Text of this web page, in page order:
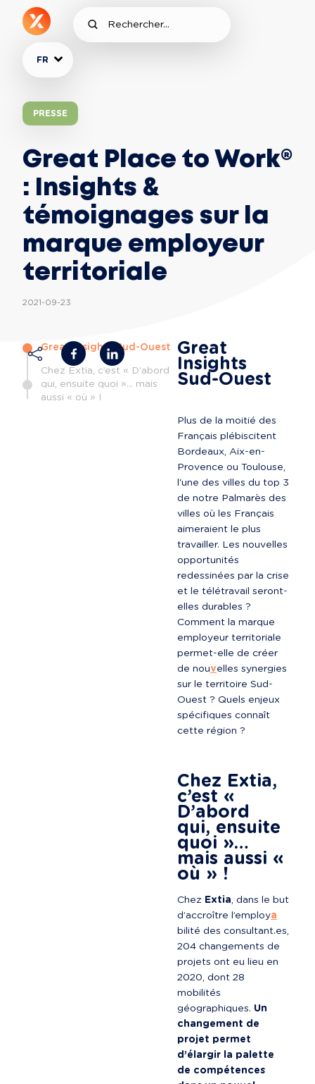
FR
PRESSE
Great Place to Work®
: Insights &
témoignages sur la
marque employeur
territoriale
2021-09-23
Great Insights Sud-Ouest
Chez Extia, c’est « D’abord
qui, ensuite quoi »… mais
aussi « où » !
Great
Insights
Sud-Ouest
Plus de la moitié des
Français plébiscitent
Bordeaux, Aix-en-
Provence ou Toulouse,
l'une des villes du top 3
de notre Palmarès des
villes où les Français
aimeraient le plus
travailler. Les nouvelles
opportunités
redessinées par la crise
et le télétravail seront-
elles durables ?
Comment la marque
employeur territoriale
permet-elle de créer
de nouvelles synergies
sur le territoire Sud-
Ouest ? Quels enjeux
spécifiques connaît
cette région ?
Chez Extia,
c’est «
D’abord
qui, ensuite
quoi »…
mais aussi «
où » !
Chez Extia, dans le but
d’accroître l’employa
bilité des consultant.es,
204 changements de
projets ont eu lieu en
2020, dont 28
mobilités
géographiques. Un
changement de
projet permet
d’élargir la palette
de compétences